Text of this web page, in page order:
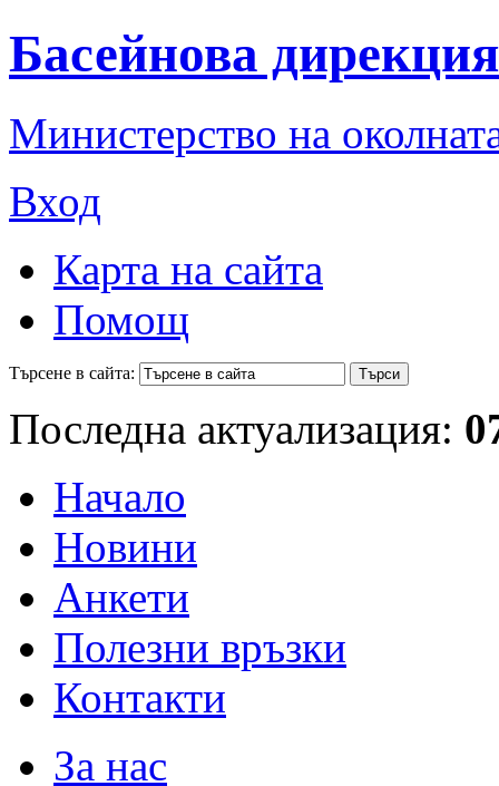
Басейнова
Министерство на
Вход
Карта на сайта
Помощ
Търсене в сайта:
Последна актуализация:
Начало
Новини
Анкети
Полезни връзки
Контакти
За нас